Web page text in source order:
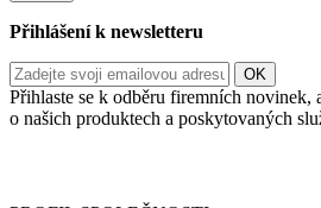
Přihlášení k newsletteru
Přihlaste se k odběru firemních novinek,
o našich produktech a poskytovaných